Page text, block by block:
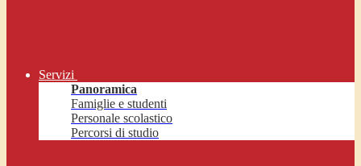
Servizi
Panoramica
Famiglie e studenti
Personale scolastico
Percorsi di studio